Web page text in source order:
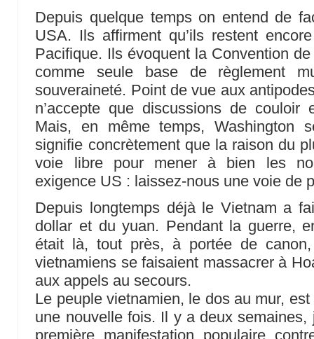
Depuis quelque temps on entend de
USA. Ils affirment qu’ils restent
Pacifique. Ils évoquent la Convention
comme seule base de règlement
souveraineté. Point de vue aux
n’accepte que discussions de couloir
Mais, en même temps, Washington
signifie concrètement que la raison du
voie libre pour mener à bien les
exigence US : laissez-nous une voie de
Depuis longtemps déjà le Vietnam a
dollar et du yuan. Pendant la guerre,
était là, tout près, à portée de
vietnamiens se faisaient massacrer à
aux appels au secours.
Le peuple vietnamien, le dos au mur,
une nouvelle fois. Il y a deux semaines,
première manifestation populaire